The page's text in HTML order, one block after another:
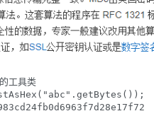
工具类